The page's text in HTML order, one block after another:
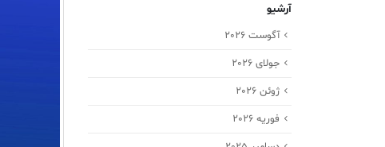
آرشیو
آگوست 2026
جولای 2026
ژوئن 2026
فوریه 2026